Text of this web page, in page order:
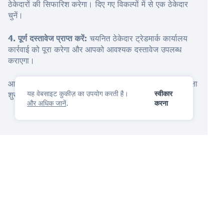
यह वेबसाइट कुकीज़ का उपयोग करती है।
और अधिक जानें.
स्वीकार
करना
ठेकेदारों की सिफारिश करेगा। दिए गए विकल्पों में से एक ठेकेदार
चुनें।
4. पूर्ण दस्तावेज प्राप्त करें: चयनित ठेकेदार ट्रेडमार्क कार्यालय
कार्रवाई को पूरा करेगा और आपको आवश्यक दस्तावेज उपलब्ध
कराएगा।
आज ही लिथुआनिया में iPNOTE के साथ अपने ट्रेडमार्क की सुरक्षा
शुरू करें।